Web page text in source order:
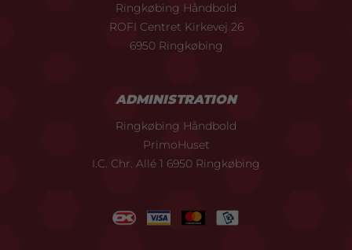
Ringkøbing Håndbold
ROFI Centret Kirkevej 26
6950 Ringkøbing
ADMINISTRATION
Ringkøbing Håndbold
PrimoHuset
I.C. Chr. Allé 1 6950 Ringkøbing